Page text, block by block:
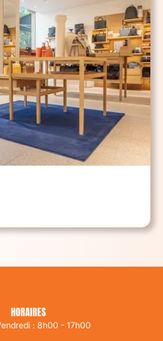
HORAIRES
: 8h00 - 17h00